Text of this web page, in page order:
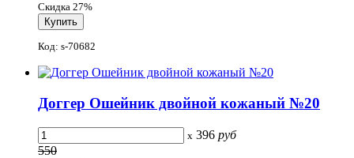
Скидка 27%
Код: s-70682
Доггер Ошейник двойной кожаный №20
x 396 руб
550